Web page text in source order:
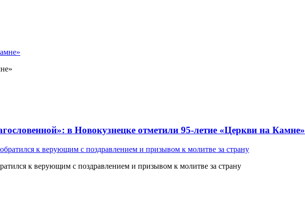
в Новокузнецке отметили 95-летие «Церкви на Камне»
к верующим с поздравлением и призывом к молитве за страну